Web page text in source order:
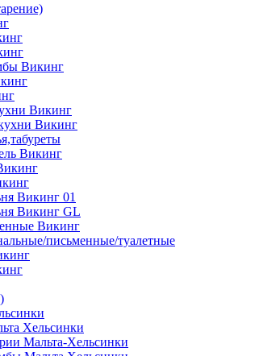
Викинг
Викинг
Викинг
Викинг
Викинг 01
Викинг GL
Викинг
письменные/туалетные
Хельсинки
Мальта-Хельсинки